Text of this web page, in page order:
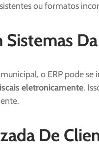
ou formatos
Sistemas
o ERP pode
eletronicamente.
De